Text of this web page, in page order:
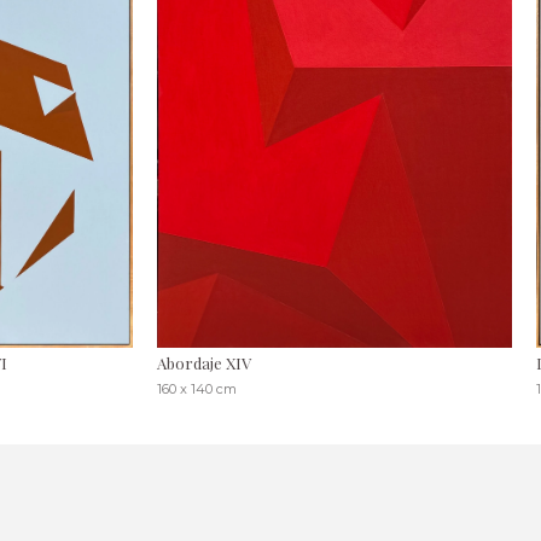
Abordaje XIV
160 x 140 cm